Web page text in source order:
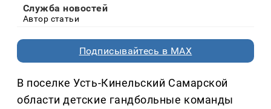
Служба новостей
Автор статьи
Подписывайтесь в MAX
В поселке Усть-Кинельский Самарской
области детские гандбольные команды